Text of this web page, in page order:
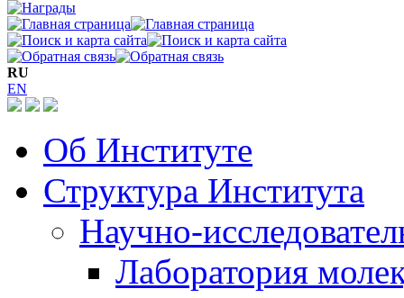
RU
EN
Об Институте
Структура Института
Научно-
Лаборатория